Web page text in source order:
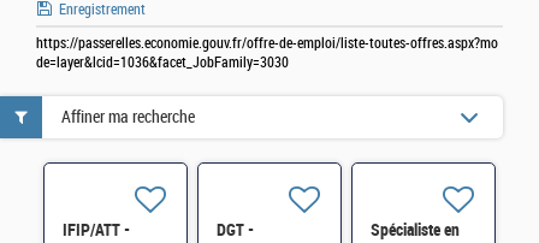
Enregistrement
https://passerelles.economie.gouv.fr/offre-de-emploi/liste-toutes-offres.aspx?mo
de=layer&lcid=1036&facet_JobFamily=3030
IFIP/ATT -
DGT -
Spécialiste en
Affiner ma recherche